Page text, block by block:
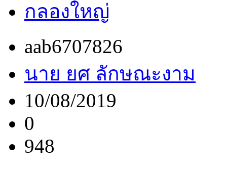
กลองใหญ่
aab6707826
นาย ยศ ลักษณะงาม
10/08/2019
0
948